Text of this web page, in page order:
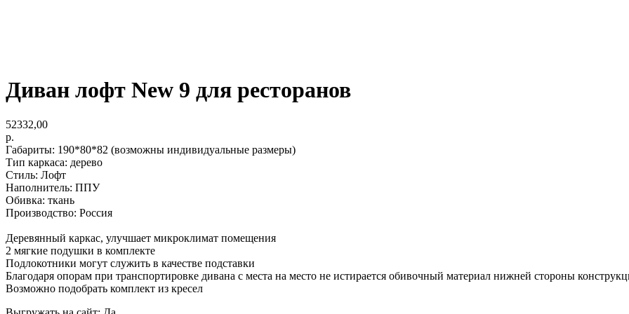
Диван лофт New 9 для ресторанов
52332,00
р.
Габариты: 190*80*82 (возможны индивидуальные размеры)
Тип каркаса: дерево
Стиль: Лофт
Наполнитель: ППУ
Обивка: ткань
Производство: Россия
Деревянный каркас, улучшает микроклимат помещения
2 мягкие подушки в комплекте
Подлокотники могут служить в качестве подставки
Благодаря опорам при транспортировке дивана с места на место не истирается обивочный материал нижней стороны
Возможно подобрать комплект из кресел